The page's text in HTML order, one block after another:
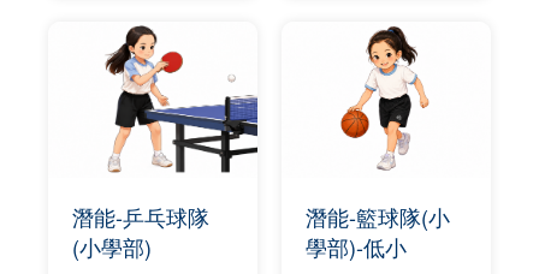
潛能-乒乓球隊
(小學部)
潛能-籃球隊(小
學部)-低小